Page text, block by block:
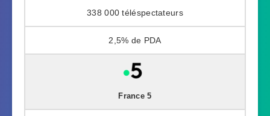
338 000
2,5%
France 5